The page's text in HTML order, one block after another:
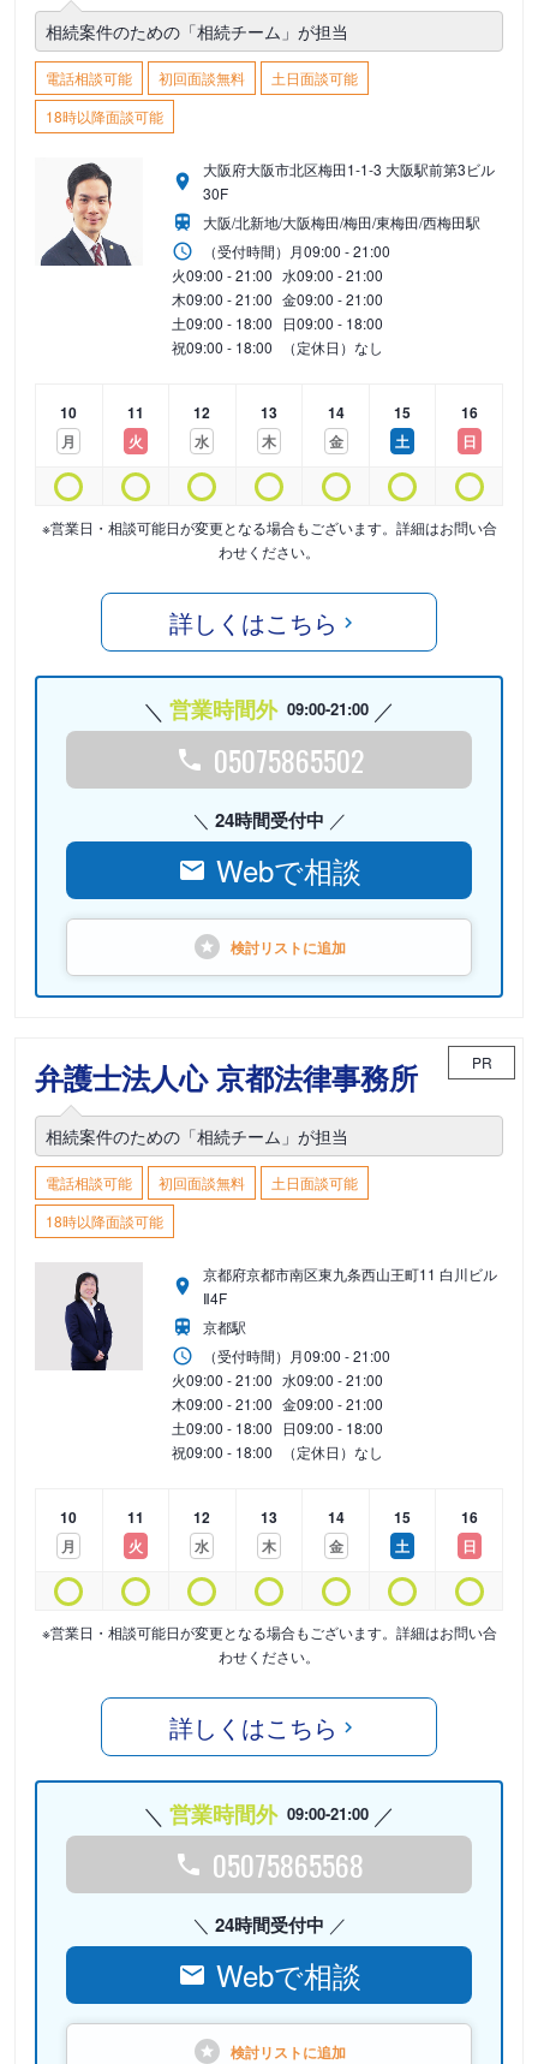
相続案件のための「相続チーム」が担当
電話相談可能 初回面談無料
土日面談可能
18時以降面談可能
大阪府大阪市北区梅田1-1-3 大阪駅前第3ビル
30F
大阪/北新地/大阪梅田/梅田/東梅田/西梅田駅
（受付時間） 月09:00 - 21:00
火09:00 - 21:00 水09:00 - 21:00
木09:00 - 21:00 金09:00 - 21:00
土09:00 - 18:00 日09:00 - 18:00
祝09:00 - 18:00 （定休日）なし
10
月
11
火
12
水
13
木
14
金
15
土
16
日
※営業日・相談可能日が変更となる場合もございます。詳細はお問い合
わせください。
詳しくはこちら
営業時間外 09:00-21:00
05075865502
24時間受付中
Webで相談
検討リストに追加
弁護士法人心 京都法律事務所 PR
相続案件のための「相続チーム」が担当
電話相談可能 初回面談無料
土日面談可能
18時以降面談可能
京都府京都市南区東九条西山王町11 白川ビル
Ⅱ4F
京都駅
（受付時間） 月09:00 - 21:00
火09:00 - 21:00 水09:00 - 21:00
木09:00 - 21:00 金09:00 - 21:00
土09:00 - 18:00 日09:00 - 18:00
祝09:00 - 18:00 （定休日）なし
10
月
11
火
12
水
13
木
14
金
15
土
16
日
※営業日・相談可能日が変更となる場合もございます。詳細はお問い合
わせください。
詳しくはこちら
営業時間外 09:00-21:00
05075865568
24時間受付中
Webで相談
検討リストに追加